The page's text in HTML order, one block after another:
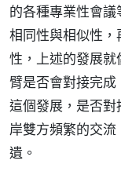
的各種專業性會
相同性與相似性
性，上述的發展
臂是否會對接完
這個發展，是否
岸雙方頻繁的交
遺。